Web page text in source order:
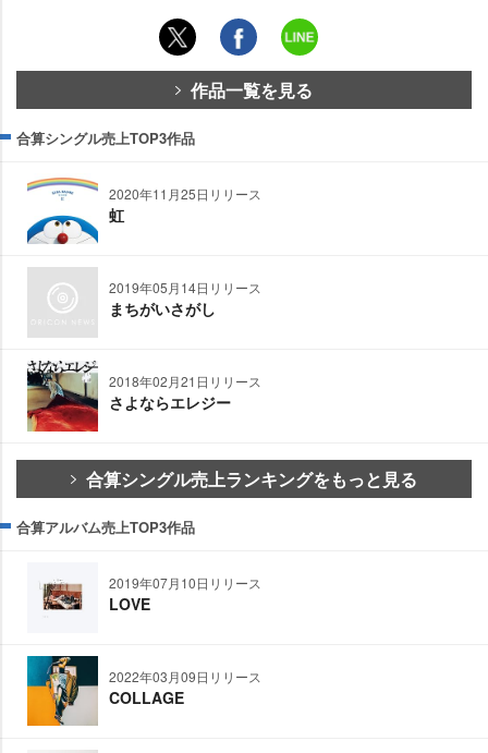
作品一覧を見る
合算シングル売上TOP3作品
2020年11月25日リリース
虹
2019年05月14日リリース
まちがいさがし
2018年02月21日リリース
さよならエレジー
合算シングル売上ランキングをもっと見る
合算アルバム売上TOP3作品
2019年07月10日リリース
LOVE
2022年03月09日リリース
COLLAGE